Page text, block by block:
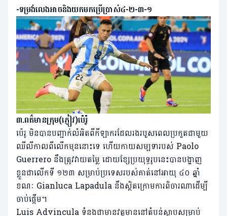
-ទម្រង់លេងអាចនិងយកមកប្រើប្រាស់៤-២-៣-១
៣.ពត៌មានក្រុម(ភ្ញៀវ)ប៉េរ៉ូ
ប៉េរូ មិនបានបញ្ជាក់លំអិតពីកីឡាករដែលរងរបួសពេលប្រកួតជាមួយ
ឈីលីកាលពីលើកមុននោះទេ ហើយកាយសម្បទារបស់ Paolo
Guerrero នឹងត្រូវវាយតម្លៃ ដោយខ្សែប្រយុទ្ធរូបនេះបានបង្ហាញ
ខ្លួនជាលើកទី ១២៣ សម្រាប់ប្រទេសរបស់គាត់នៅអាយុ ៤០ ឆ្នាំ
ខណៈ Gianluca Lapadula នឹងស្ថិតក្រោមការពិចារណាដើម្បី
ចាប់ផ្តើម។
Luis Advincula ទំនងជាមានវត្តមាននៅតំបន់ស្លាបសម្រាប់